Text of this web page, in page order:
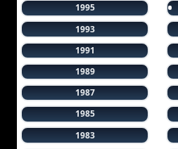
1995
1993
1991
1989
1987
1985
1983